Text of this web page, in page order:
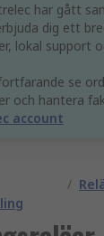
har gått
dig ett
lokal support
se
och hantera
account
/